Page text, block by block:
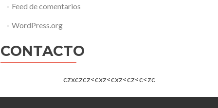
Feed de comentarios
WordPress.org
CONTACTO
czxczcz<cxz<cxz<cz<c<zc